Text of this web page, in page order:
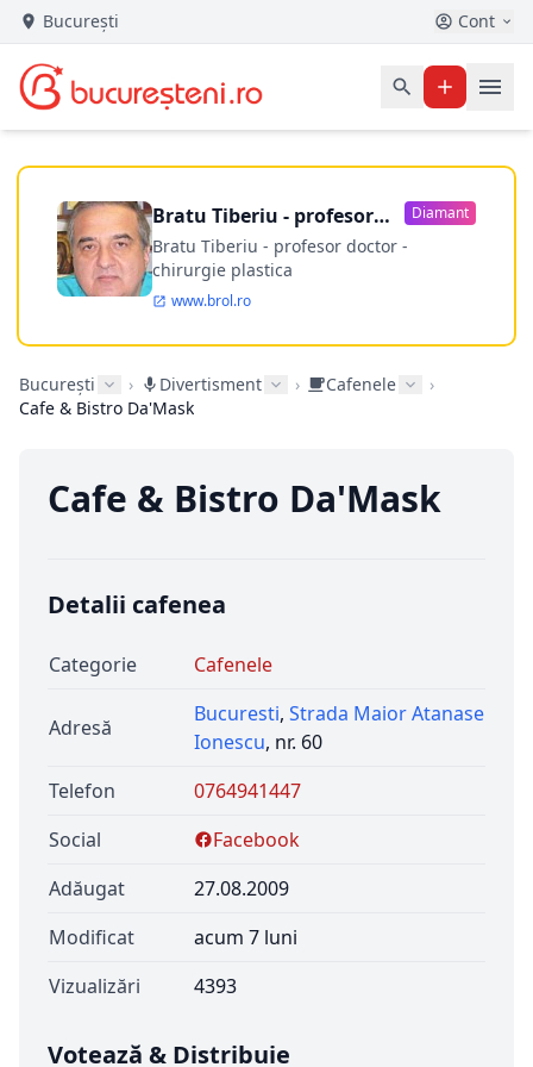
București Cont
Bratu Tiberiu - profesor
doctor
Diamant
Bratu Tiberiu - profesor doctor -
chirurgie plastica
www.brol.ro
București › Divertisment › Cafenele
›
Cafe & Bistro Da'Mask
Cafe & Bistro Da'Mask
Detalii cafenea
Categorie Cafenele
Adresă
Bucuresti, Strada Maior Atanase
Ionescu, nr. 60
Telefon
0764941447
Social
Facebook
Adăugat
27.08.2009
Modificat
acum 7 luni
Vizualizări
4393
Votează & Distribuie